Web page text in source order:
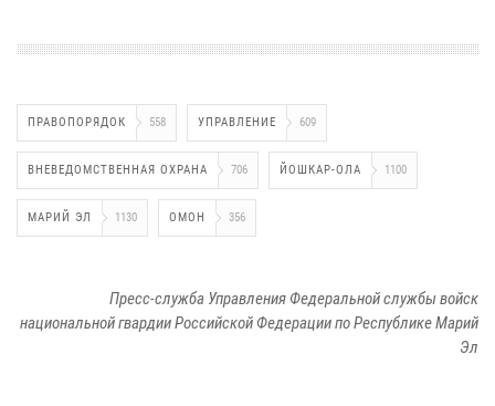
ПРАВОПОРЯДОК 558 УПРАВЛЕНИЕ 609
ВНЕВЕДОМСТВЕННАЯ ОХРАНА 706 ЙОШКАР-ОЛА 1100
МАРИЙ ЭЛ 1130 ОМОН 356
Пресс-служба Управления Федеральной службы войск
национальной гвардии Российской Федерации по Республике Марий
Эл